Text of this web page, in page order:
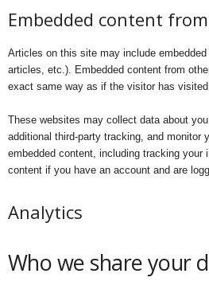
Embedded content
Articles on this site may include
articles, etc.). Embedded content from
exact same way as if the visitor has
These websites may collect data about
additional third-party tracking, and monitor
embedded content, including tracking your
content if you have an account and are
Analytics
Who we share your